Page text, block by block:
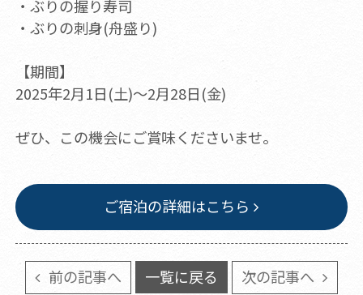
・ぶりの握り寿司
・ぶりの刺身(舟盛り)
【期間】
2025年2月1日(土)～2月28日(金)
ぜひ、この機会にご賞味くださいませ。
ご宿泊の詳細はこちら
前の記事へ 一覧に戻る 次の記事へ